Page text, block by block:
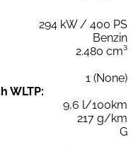
294 kW / 400 PS
Benzin
2.480 cm³
1 (None)
WLTP:
9,6 l/100km
217 g/km
G